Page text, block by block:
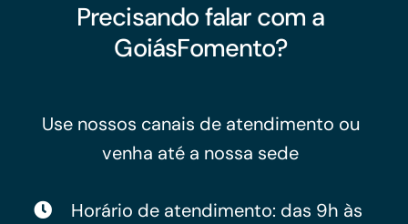
Precisando falar com a
GoiásFomento?
Use nossos canais de atendimento ou
venha até a nossa sede
Horário de atendimento: das 9h às